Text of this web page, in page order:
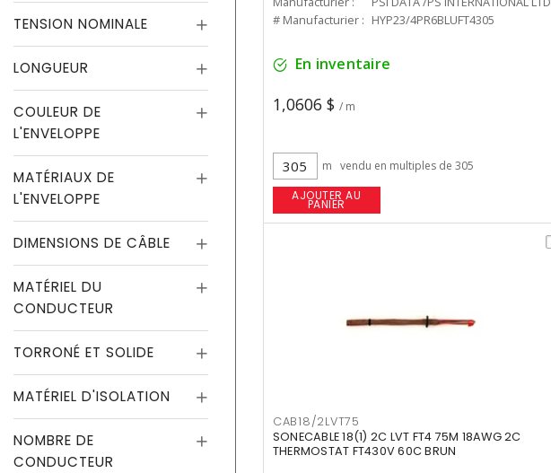
TENSION NOMINALE
LONGUEUR
COULEUR DE
L'ENVELOPPE
MATÉRIAUX DE
L'ENVELOPPE
DIMENSIONS DE CÂBLE
MATÉRIEL DU
CONDUCTEUR
TORRONÉ ET SOLIDE
MATÉRIEL D'ISOLATION
NOMBRE DE
CONDUCTEUR
# Manufacturier : HYP23/4PR6BLUFT4305
En inventaire
1,0606 $ / m
m vendu en multiples de 305
AJOUTER AU
PANIER
CAB18/2LVT75
SONECABLE 18(1) 2C LVT FT4 75M 18AWG 2C
THERMOSTAT FT430V 60C BRUN